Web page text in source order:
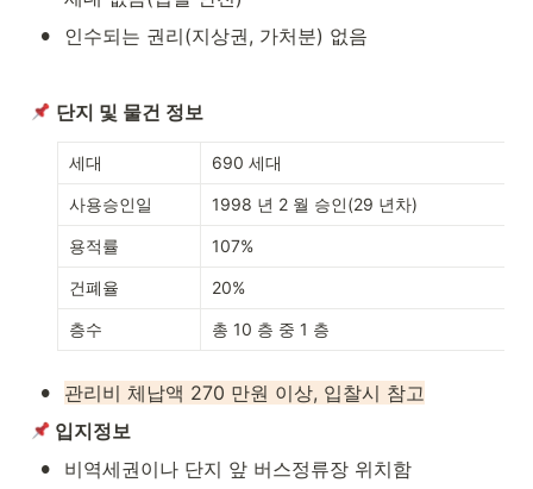
• 인수되는 권리(지상권, 가처분) 없음
단지 및 물건 정보
세대 690 세대
사용승인일 1998 년 2 월 승인(29 년차)
용적률 107%
건폐율 20%
층수 총 10 층 중 1 층
•
관리비 체납액 270 만원 이상, 입찰시 참고
입지정보
• 비역세권이나 단지 앞 버스정류장 위치함